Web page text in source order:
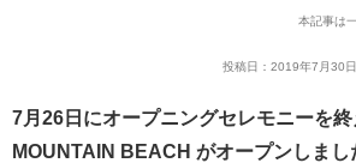
本記事は
投稿日：2019年7月30
7月26日にオープニングセレモニーを
MOUNTAIN BEACH がオープンしまし